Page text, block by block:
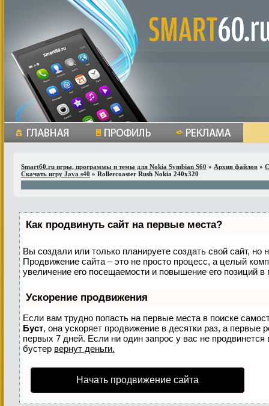
Smart60.ru игры, программы и темы для Nokia Symbian S60 » Архив файлов »
Скачать игру Java s40 » Rollercoaster Rush Nokia 240x320
Как продвинуть сайт на первые места?
Вы создали или только планируете создать свой сайт, но
Продвижение сайта – это не просто процесс, а целый
увеличение его посещаемости и повышение его позиций в
Ускорение продвижения
Если вам трудно попасть на первые места в поиске
Буст, она ускоряет продвижение в десятки раз, а первые
первых 7 дней. Если ни один запрос у вас не
бустер вернут деньги.
Начать продвижение сайта